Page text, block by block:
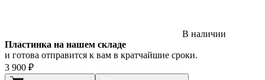
В наличии
Пластинка на нашем складе
и готова отправится к вам в кратчайшие сроки.
3 900 ₽